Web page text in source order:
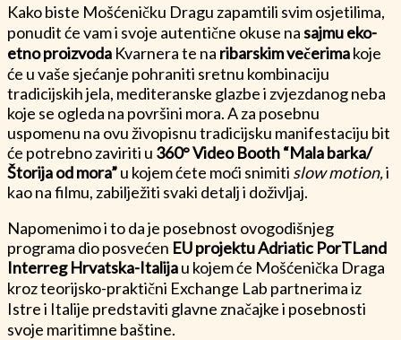
Kako biste Mošćeničku Dragu zapamtili svim osjetilima,
ponudit će vam i svoje autentične okuse nasajmu eko-
etno proizvoda Kvarnera te na ribarskim večerimakoje
će u vaše sjećanje pohraniti sretnu kombinaciju
tradicijskih jela, mediteranske glazbe i zvjezdanog neba
koje se ogleda na površini mora. A za posebnu
uspomenu na ovu živopisnu tradicijsku manifestaciju bit
će potrebno zaviriti u 360° Video Booth “Mala barka/
Štorija od mora”u kojem ćete moći snimiti slow motion,i
kao na filmu, zabilježiti svaki detalj i doživljaj.
Napomenimo i to da je posebnost ovogodišnjeg
programa dio posvećen EU projektu Adriatic PorTLand
Interreg Hrvatska-Italijau kojem će Mošćenička Draga
kroz teorijsko-praktični Exchange Lab partnerima iz
Istre i Italije predstaviti glavne značajke i posebnosti
svoje maritimne baštine.